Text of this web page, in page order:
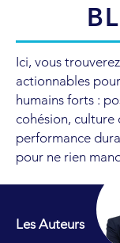
Ici, vous
actionnables
humains forts :
cohésion,
performance
pour ne rien
Les Auteurs